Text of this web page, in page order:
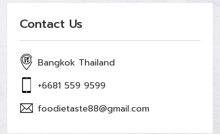
Contact Us
Bangkok Thailand
+6681 559 9599
foodietaste88@gmail.com